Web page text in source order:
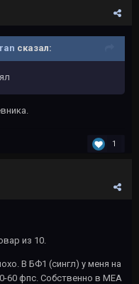
сказал:
1
из 10.
В БФ1 (сингл) у меня на
60 фпс. Собственно в МЕА